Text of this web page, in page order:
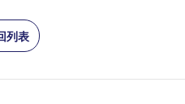
列表